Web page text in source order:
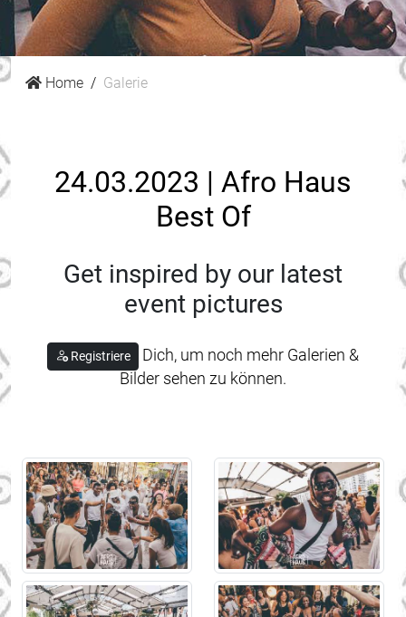
Home Galerie
24.03.2023 | Afro Haus
Best Of
Get inspired by our latest
event pictures
Registriere
Dich, um noch mehr Galerien &
Bilder sehen zu können.